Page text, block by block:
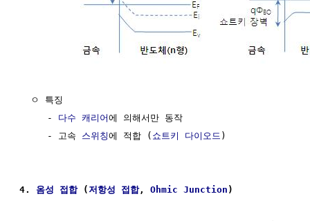
  ㅇ 특징
     -
다수 캐리어에 의해서만 동작
     - 고속
스위칭에 적합 ( 쇼트키 다이오드 )
4. 옴성 접합 (저항성 접합, Ohmic Junction )